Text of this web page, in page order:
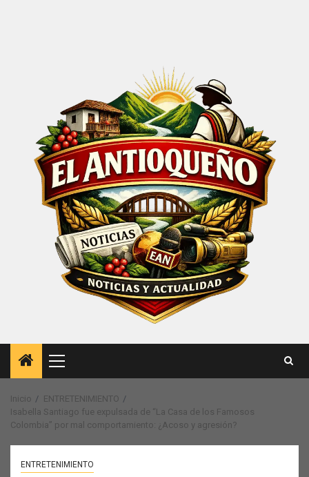
Menú
principal
Inicio
ENTRETENIMIENTO
Isabella Santiago fue expulsada de “La Casa de los Famosos
Colombia” por mal comportamiento: ¿Acoso y agresión?
ENTRETENIMIENTO